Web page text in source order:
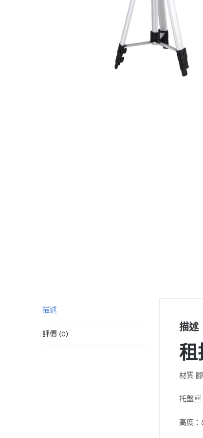
描述
評價 (0)
描述
租
材質
托盤
高度：